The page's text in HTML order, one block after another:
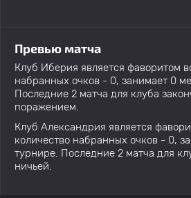
Превью матча
Клуб Иберия является фаворитом
набранных очков - 0, занимает 0
Последние 2 матча для клуба
поражением.
Клуб Александрия является
количество набранных очков - 0,
турнире. Последние 2 матча для
ничьей.